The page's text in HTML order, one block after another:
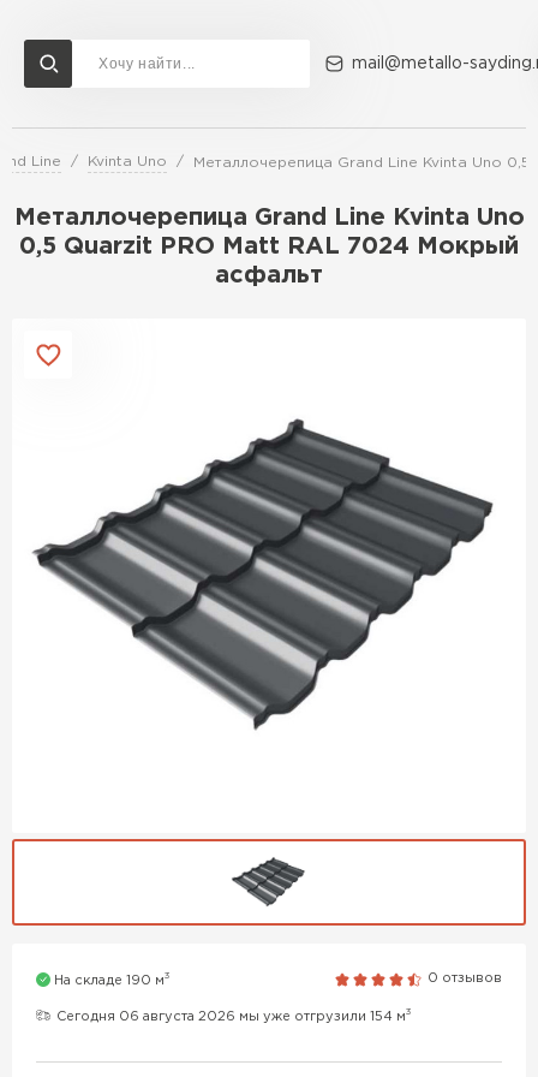
mail@metallo-
Line Kvinta Uno Металлочерепица Grand Line Kvinta Uno
Металлочерепица Grand Line Kvinta Uno
0,5 Quarzit PRO Matt RAL 7024 Мокрый
асфальт
На складе 190 м3 0 отзывов
Сегодня 06 августа 2026 мы уже отгрузили 154 м3
Доставка и оплата Акции О компании Контакты
Перейти в каталог